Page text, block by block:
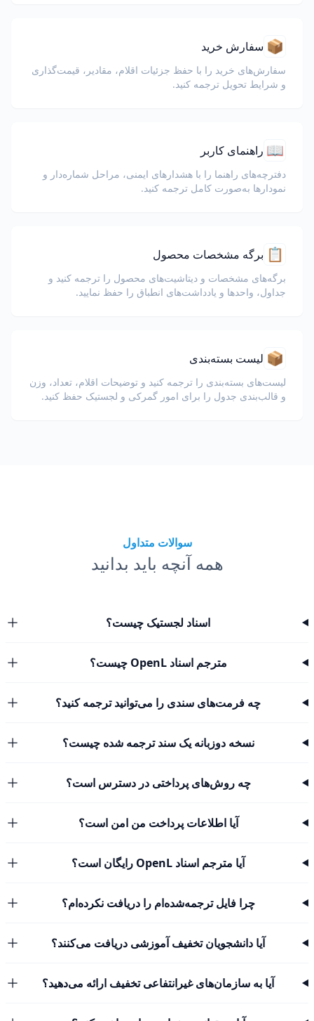
📦 سفارش خرید
سفارش‌های خرید را با حفظ جزئیات اقلام، مقادیر، قیمت‌گذاری
و شرایط تحویل ترجمه کنید.
📖 راهنمای کاربر
دفترچه‌های راهنما را با هشدارهای ایمنی، مراحل شماره‌دار و
نمودارها به‌صورت کامل ترجمه کنید.
📋 برگه مشخصات محصول
برگه‌های مشخصات و دیتاشیت‌های محصول را ترجمه کنید و
جداول، واحدها و یادداشت‌های انطباق را حفظ نمایید.
📦 لیست بسته‌بندی
لیست‌های بسته‌بندی را ترجمه کنید و توضیحات اقلام، تعداد، وزن
و قالب‌بندی جدول را برای امور گمرکی و لجستیک حفظ کنید.
سوالات متداول
همه آنچه باید بدانید
اسناد لجستیک چیست؟
مترجم اسناد OpenL چیست؟
چه فرمت‌های سندی را می‌توانید ترجمه کنید؟
نسخه دوزبانه یک سند ترجمه شده چیست؟
چه روش‌های پرداختی در دسترس است؟
آیا اطلاعات پرداخت من امن است؟
آیا مترجم اسناد OpenL رایگان است؟
چرا فایل ترجمه‌شده‌ام را دریافت نکرده‌ام؟
آیا دانشجویان تخفیف آموزشی دریافت می‌کنند؟
آیا به سازمان‌های غیرانتفاعی تخفیف ارائه می‌دهید؟